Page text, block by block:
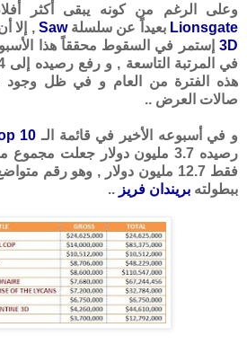
وعلى الرغم من كونه يبقى أكثر
Lionsgate بعيداً عن سلسلةSaw , إلا
3D
صالات العرض ..
و في أسبوعه الأخير في قائمة الـ 10
رصيده 3.7 مليون دولار جعلت
فقط 12.7 مليون دولار , وهو رقم
ببطولته بريندان فريز ..